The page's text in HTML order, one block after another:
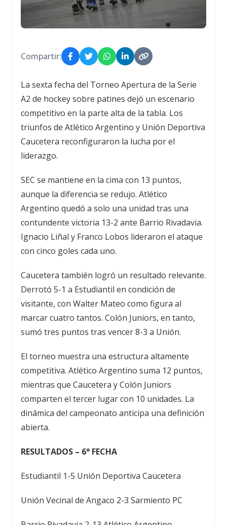
Compartir:
La sexta fecha del Torneo Apertura de la Serie
A2 de hockey sobre patines dejó un escenario
competitivo en la parte alta de la tabla. Los
triunfos de Atlético Argentino y Unión Deportiva
Caucetera reconfiguraron la lucha por el
liderazgo.
SEC se mantiene en la cima con 13 puntos,
aunque la diferencia se redujo. Atlético
Argentino quedó a solo una unidad tras una
contundente victoria 13-2 ante Barrio Rivadavia.
Ignacio Liñal y Franco Lobos lideraron el ataque
con cinco goles cada uno.
Caucetera también logró un resultado relevante.
Derrotó 5-1 a Estudiantil en condición de
visitante, con Walter Mateo como figura al
marcar cuatro tantos. Colón Juniors, en tanto,
sumó tres puntos tras vencer 8-3 a Unión.
El torneo muestra una estructura altamente
competitiva. Atlético Argentino suma 12 puntos,
mientras que Caucetera y Colón Juniors
comparten el tercer lugar con 10 unidades. La
dinámica del campeonato anticipa una definición
abierta.
RESULTADOS – 6° FECHA
Estudiantil 1-5 Unión Deportiva Caucetera
Unión Vecinal de Angaco 2-3 Sarmiento PC